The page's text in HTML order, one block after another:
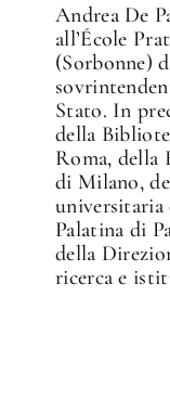
Andrea De
all’École
(Sorbonne)
Stato. In
della
Roma, della
di Milano,
Palatina di
della
ricerca e